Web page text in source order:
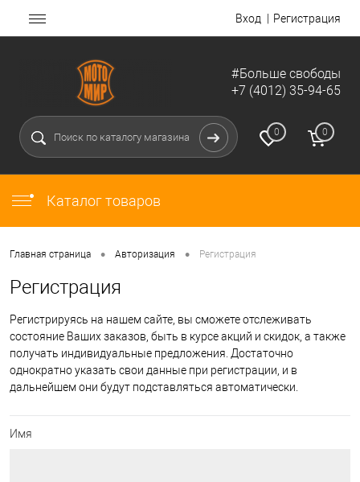
Вход Регистрация
#Больше свободы
+7 (4012) 35-94-65
0 0
Каталог товаров
Главная страница • Авторизация • Регистрация
Регистрация
Регистрируясь на нашем сайте, вы сможете отслеживать
состояние Ваших заказов, быть в курсе акций и скидок, а также
получать индивидуальные предложения. Достаточно
однократно указать свои данные при регистрации, и в
дальнейшем они будут подставляться автоматически.
Имя